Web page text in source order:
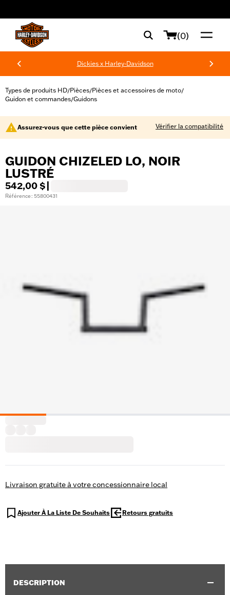
(0)
Dickies x Harley-Davidson
Types de produits HD/Pièces/Pièces et accessoires de moto/
Guidon et commandes/Guidons
Assurez-vous que cette pièce convient Vérifier la compatibilité
GUIDON CHIZELED LO, NOIR
LUSTRÉ
542,00 $
Référence : 55800431
Livraison gratuite à votre concessionnaire local
Ajouter À La Liste De Souhaits Retours gratuits
DESCRIPTION